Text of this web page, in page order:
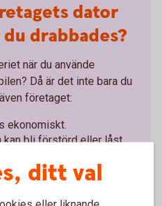
dator
drabbades?
när du använde
Då är det inte bara du
företaget:
ekonomiskt.
kan bli förstörd eller låst.
ditt val